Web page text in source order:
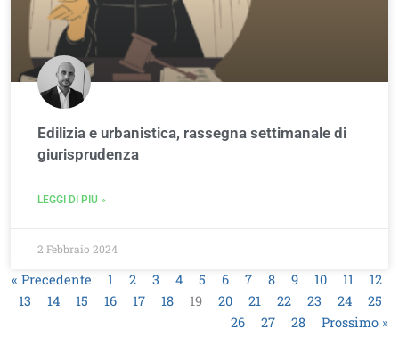
Edilizia e urbanistica, rassegna settimanale di
giurisprudenza
LEGGI DI PIÙ »
2 Febbraio 2024
« Precedente 1 2 3 4 5 6 7 8 9 10 11
12
13
14 15 16 17 18 19 20 21 22 23 24
25
26
27 28 Prossimo »